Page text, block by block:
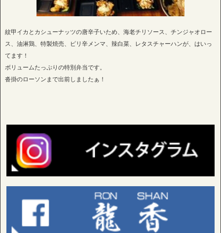
紋甲イカとカシューナッツの唐辛子いため、海老チリソース、チンジャオロー
ス、油淋鶏、特製焼売、ピリ辛メンマ、辣白菜、レタスチャーハンが、はいっ
てます！
ボリュームたっぷりの特別弁当です。
沓掛のローソンまで出前しましたぁ！